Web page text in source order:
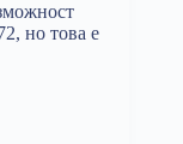
но това е